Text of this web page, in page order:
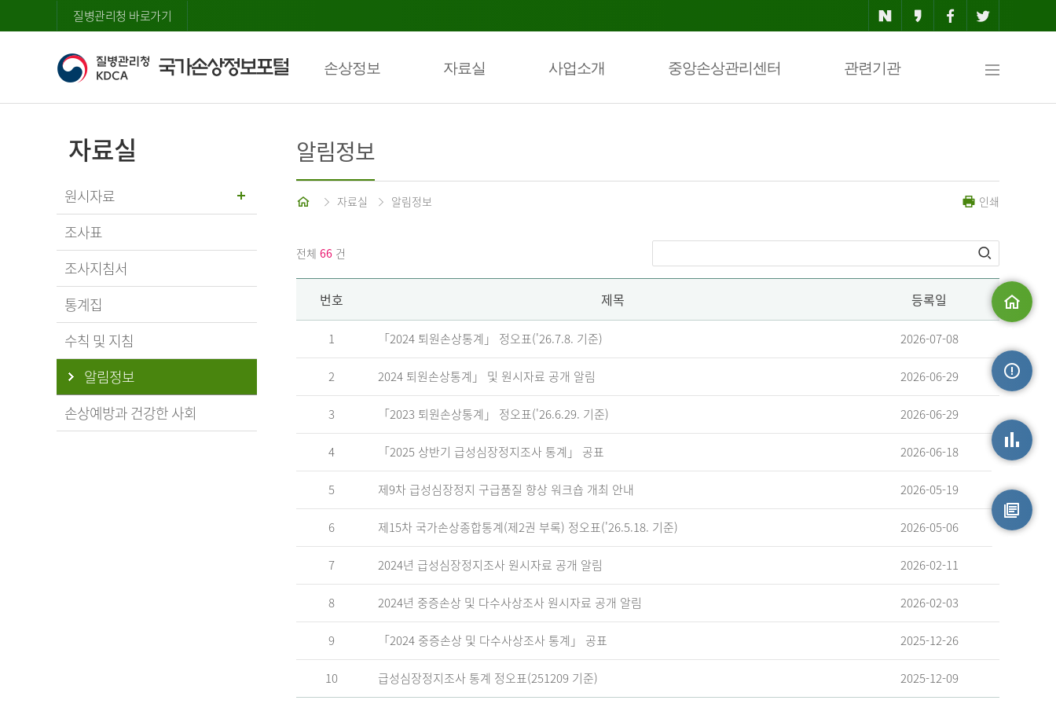
질병관리청 바로가기
손상정보 자료실 사업소개 중앙손상관리센터 관련기관
맵
자료실
원시자료
조사표
조사지침서
통계집
수칙 및 지침
알림정보
손상예방과 건강한 사회
알림정보
홈 자료실 알림정보 인쇄
전체 66 건
번호 제목 등록일
1 「2024 퇴원손상통계」 정오표('26.7.8. 기준) 2026-07-08
2 2024 퇴원손상통계」 및 원시자료 공개 알림 2026-06-29
3 「2023 퇴원손상통계」 정오표('26.6.29. 기준) 2026-06-29
4 「2025 상반기 급성심장정지조사 통계」 공표 2026-06-18
5 제9차 급성심장정지 구급품질 향상 워크숍 개최 안내 2026-05-19
6 제15차 국가손상종합통계(제2권 부록) 정오표('26.5.18. 기준) 2026-05-06
7 2024년 급성심장정지조사 원시자료 공개 알림 2026-02-11
8 2024년 중증손상 및 다수사상조사 원시자료 공개 알림 2026-02-03
9 「2024 중증손상 및 다수사상조사 통계」 공표 2025-12-26
10 급성심장정지조사 통계 정오표(251209 기준) 2025-12-09